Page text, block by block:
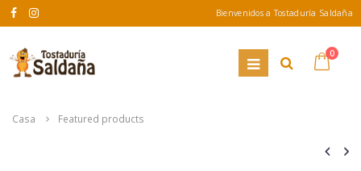
Bienvenidos a Tostaduría Saldaña
0
Casa Featured products